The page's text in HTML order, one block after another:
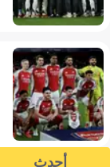
أحدث